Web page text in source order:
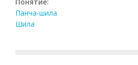
Панча-шила
Шила